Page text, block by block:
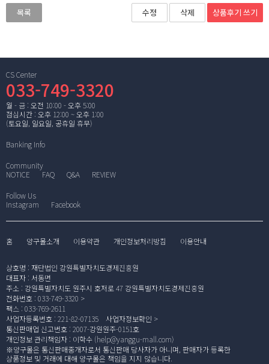
목록 수정 삭제 상품후기 쓰기
CS Center
033-749-3320
월 - 금 : 오전 10:00 - 오후 5:00
점심시간 : 오후 12:00 ~ 오후 1:00
(토요일, 일요일, 공휴일 휴무)
Banking Info
Community
NOTICE
FAQ Q&A REVIEW
Follow Us
Instagram
Facebook
홈 양구몰소개 이용약관 개인정보처리방침 이용안내
상호명 : 재단법인 강원특별자치도경제진흥원
대표자 : 서동면
주소 : 강원특별자치도 원주시 호저로 47 강원특별자치도경제진흥원
전화번호 : 033-749-3320
팩스 : 033-769-2611
사업자등록번호 : 221-82-07135
사업자정보확인
통신판매업 신고번호 : 2007-강원원주-0151호
개인정보 관리책임자 : 이학수 (help@yanggu-mall.com)
※양구몰은 통신판매중개자로서 통신판매 당사자가 아니며, 판매자가 등록한
상품정보 및 거래에 대해 양구몰은 책임을 지지 않습니다.